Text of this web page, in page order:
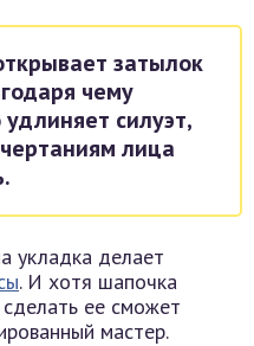
затылок
чему
силуэт,
лица
укладка делает
. И хотя шапочка
ее сможет
мастер.